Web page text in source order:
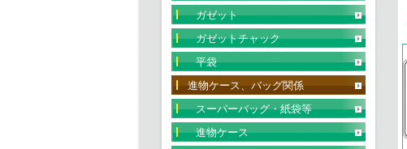
ガゼット
ガゼットチャック
平袋
進物ケース、バッグ関係
スーパーバッグ・紙袋等
進物ケース